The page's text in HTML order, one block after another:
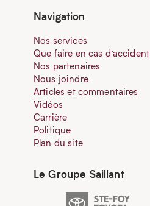
Navigation
Nos services
Que faire en cas d’accident
Nos partenaires
Nous joindre
Articles et commentaires
Vidéos
Carrière
Politique
Plan du site
Le Groupe Saillant